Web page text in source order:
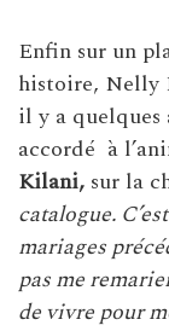
Enfin sur un
histoire, Nelly
il y a quelques
accordé à
Kilani, sur la
catalogue.
mariages
pas me
de vivre pour